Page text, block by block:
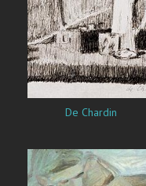
De Chardin